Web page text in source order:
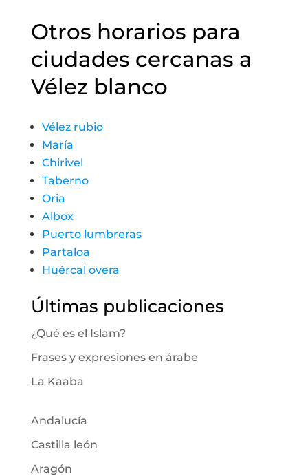
Otros horarios para
ciudades cercanas a
Vélez blanco
Vélez rubio
María
Chirivel
Taberno
Oria
Albox
Puerto lumbreras
Partaloa
Huércal overa
Últimas publicaciones
¿Qué es el Islam?
Frases y expresiones en árabe
La Kaaba
Andalucía
Castilla león
Aragón